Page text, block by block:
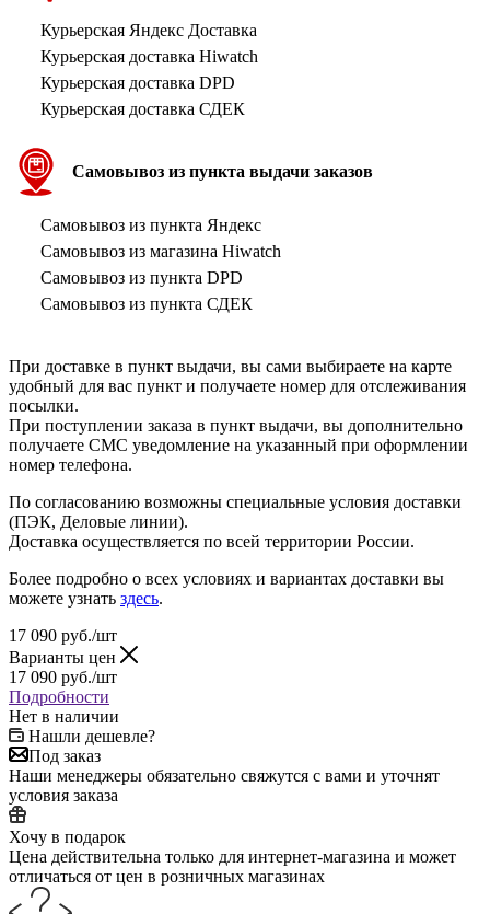
Курьерская Яндекс Доставка
Курьерская доставка Hiwatch
Курьерская доставка DPD
Курьерская доставка СДЕК
Самовывоз из пункта выдачи заказов
Самовывоз из пункта Яндекс
Самовывоз из магазина Hiwatch
Самовывоз из пункта DPD
Самовывоз из пункта СДЕК
При доставке в пункт выдачи, вы сами выбираете на карте
удобный для вас пункт и получаете номер для отслеживания
посылки.
При поступлении заказа в пункт выдачи, вы дополнительно
получаете СМС уведомление на указанный при оформлении
номер телефона.
По согласованию возможны специальные условия доставки
(ПЭК, Деловые линии).
Доставка осуществляется по всей территории России.
Более подробно о всех условиях и вариантах доставки вы
можете узнать здесь.
17 090 руб./шт
Варианты цен
17 090 руб./шт
Подробности
Нет в наличии
Нашли дешевле?
Под заказ
Наши менеджеры обязательно свяжутся с вами и уточнят
условия заказа
Хочу в подарок
Цена действительна только для интернет-магазина и может
отличаться от цен в розничных магазинах